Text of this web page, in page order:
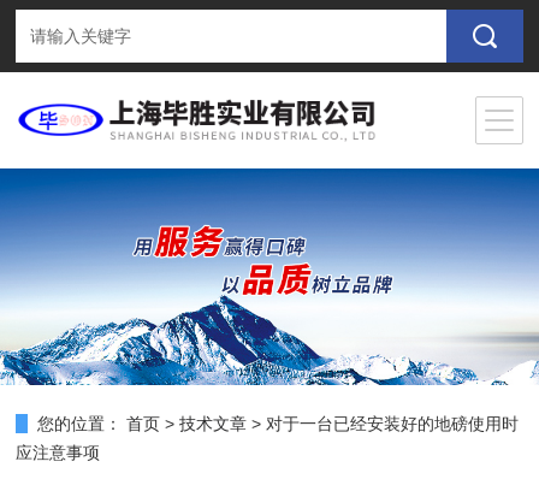
您的位置： 首页 >技术文章 > 对于一台已经安装好的地磅使用时
应注意事项